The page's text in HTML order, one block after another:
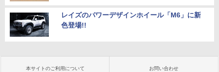
レイズのパワーデザインホイール「M6」に新
色登場!!
本サイトのご利用について お問い合わせ